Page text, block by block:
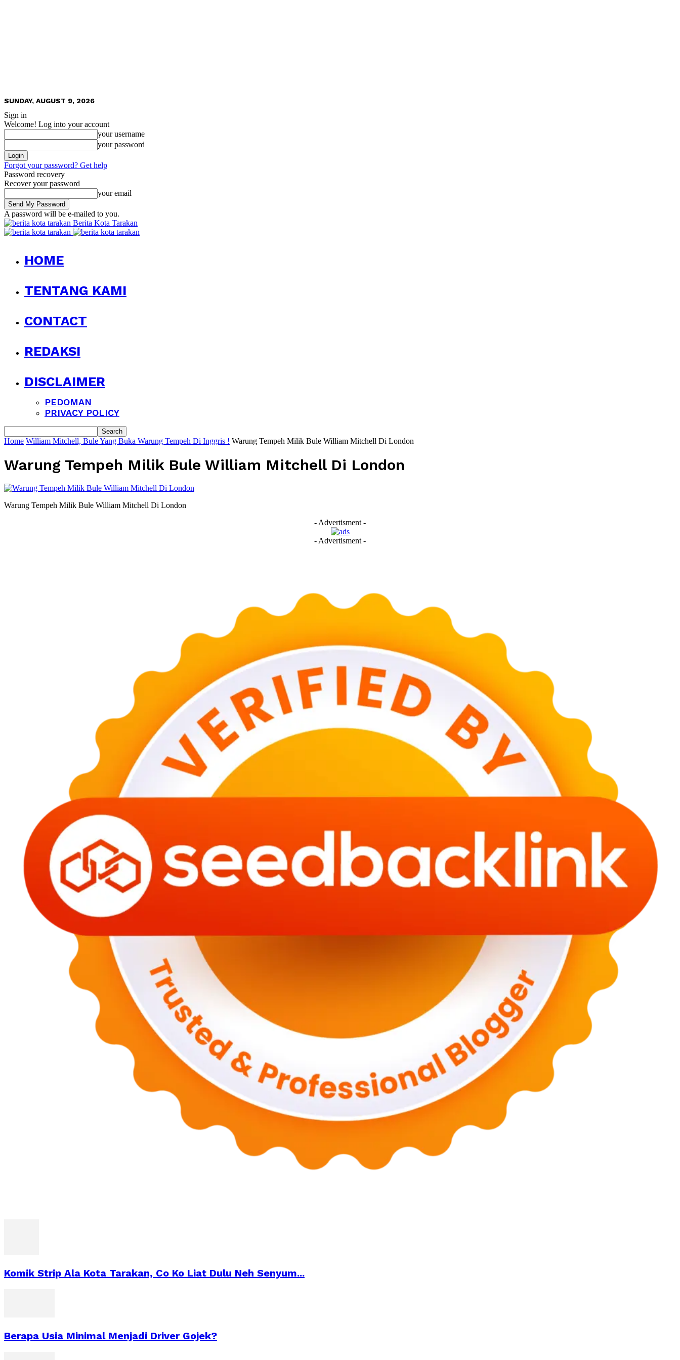
SUNDAY, AUGUST 9, 2026
Sign in
Welcome! Log into your account
your username
your password
Forgot your password? Get help
Password recovery
Recover your password
your email
A password will be e-mailed to you.
Berita Kota Tarakan
HOME
TENTANG KAMI
CONTACT
REDAKSI
DISCLAIMER
PEDOMAN
PRIVACY POLICY
Home William Mitchell, Bule Yang Buka Warung Tempeh Di Inggris ! Warung Tempeh Milik Bule William Mitchell Di London
Warung Tempeh Milik Bule William Mitchell Di London
Warung Tempeh Milik Bule William Mitchell Di London
- Advertisment -
- Advertisment -
Komik Strip Ala Kota Tarakan, Co Ko Liat Dulu Neh Senyum...
Berapa Usia Minimal Menjadi Driver Gojek?